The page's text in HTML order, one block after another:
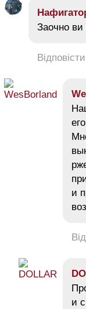
Заочно ви
Відповісти
и
и